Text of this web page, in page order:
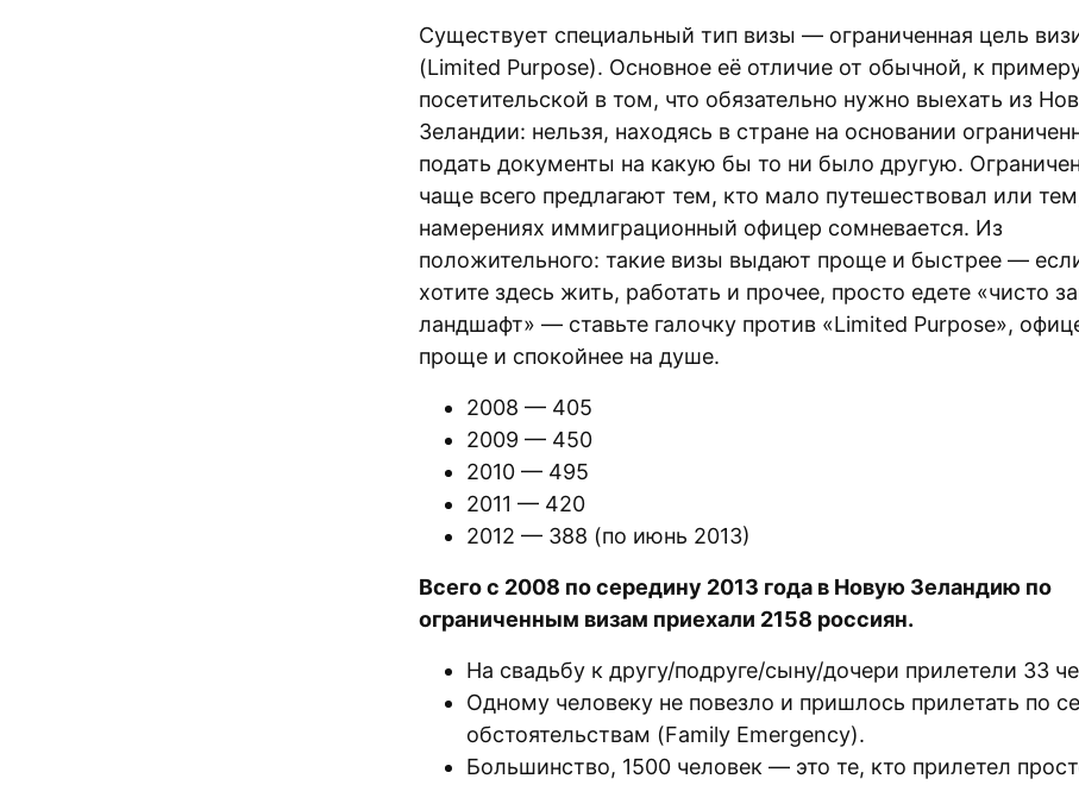
Существует специальный тип визы — ограниченная цель
(Limited Purpose). Основное её отличие от обычной, к
посетительской в том, что обязательно нужно выехать из
Зеландии: нельзя, находясь в стране на основании
подать документы на какую бы то ни было другую.
чаще всего предлагают тем, кто мало путешествовал или
намерениях иммиграционный офицер сомневается. Из
положительного: такие визы выдают проще и быстрее —
хотите здесь жить, работать и прочее, просто едете «чисто
ландшафт» — ставьте галочку против «Limited Purpose»,
проще и спокойнее на душе.
2008 — 405
2009 — 450
2010 — 495
2011 — 420
2012 — 388 (по июнь 2013)
Всего с 2008 по середину 2013 года в Новую Зеландию по
ограниченным визам приехали 2158 россиян.
На свадьбу к другу/подруге/сыну/дочери прилетели 33
Одному человеку не повезло и пришлось прилетать по
обстоятельствам (Family Emergency).
Большинство, 1500 человек — это те, кто прилетел